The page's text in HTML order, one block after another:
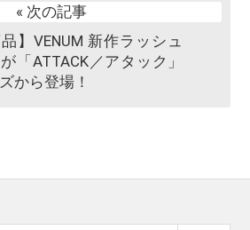
« 次の記事
品】VENUM 新作ラッシュ
「ATTACK／アタック」
から登場！